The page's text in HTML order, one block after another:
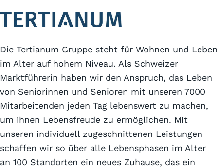
Die Tertianum Gruppe steht für Wohnen und Leben
im Alter auf hohem Niveau. Als Schweizer
Marktführerin haben wir den Anspruch, das Leben
von Seniorinnen und Senioren mit unseren 7000
Mitarbeitenden jeden Tag lebenswert zu machen,
um ihnen Lebensfreude zu ermöglichen. Mit
unseren individuell zugeschnittenen Leistungen
schaffen wir so über alle Lebensphasen im Alter
an 100 Standorten ein neues Zuhause, das ein